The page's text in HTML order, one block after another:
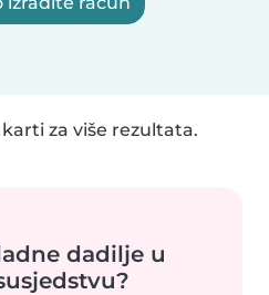
za više rezultata.
dadilje u